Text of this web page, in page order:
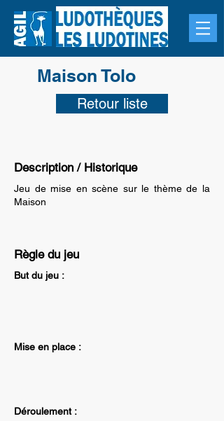
Maison Tolo
Retour liste
Description / Historique
Jeu de mise en scène sur le thème de la
Maison
Règle du jeu
But du jeu :
Mise en place :
Déroulement :